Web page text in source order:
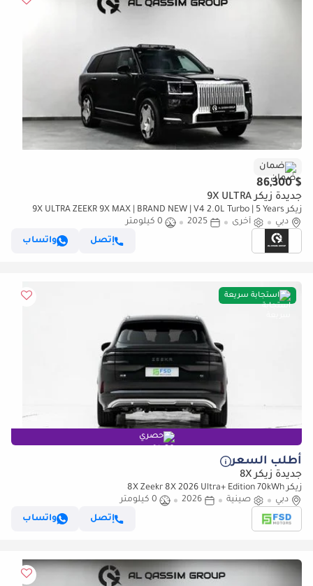
ضمان
$ 86,300
جديدة زيكر 9X ULTRA
زيكر 9X ULTRA ZEEKR 9X MAX | BRAND NEW | V4 2.0L Turbo | 5 Years
Warranty | #Zeekrx9
دبي أخرى 2025
0 كيلومتر
إتصل
واتساب
استجابة سريعة
حصري
أطلب السعر
جديدة زيكر 8X
زيكر 8X Zeekr 8X 2026 Ultra+ Edition 70kWh
دبي
صينية 2026
0 كيلومتر
إتصل
واتساب